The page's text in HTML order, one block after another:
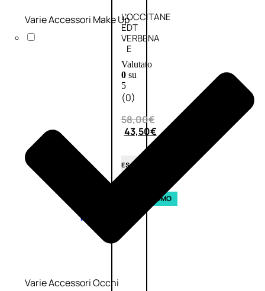
L’OCCITANE
EDT
VERBENA
E
Valutato
0su
5
(0)
58,00€
43,50€
ESAURITO
carrello
PROMO
Varie Accessori Make Up
Varie Accessori Occhi